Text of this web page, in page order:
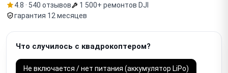
4.8 · 540 отзывов
1 500+ ремонтов DJI
гарантия 12 месяцев
Что случилось с квадрокоптером?
Не включается / нет питания (аккумулятор LiPo)